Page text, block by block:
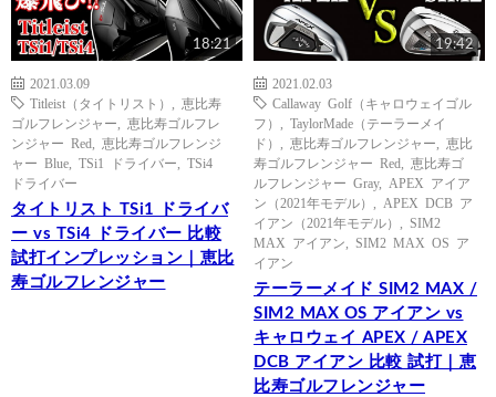
18:21
2021.03.09
Titleist（タイトリスト）
恵比寿
ゴルフレンジャー
恵比寿ゴルフレ
ンジャー Red
恵比寿ゴルフレンジ
ャー Blue
TSi1 ドライバー
TSi4
ドライバー
タイトリスト TSi1 ドライバ
ー vs TSi4 ドライバー 比較
試打インプレッション｜恵比
寿ゴルフレンジャー
19:42
2021.02.03
Callaway Golf（キャロウェイゴル
フ）
TaylorMade（テーラーメイ
ド）
恵比寿ゴルフレンジャー
恵比
寿ゴルフレンジャー Red
恵比寿ゴ
ルフレンジャー Gray, APEX アイア
ン（2021年モデル）
APEX DCB ア
イアン（2021年モデル）
SIM2
MAX アイアン
SIM2 MAX OS ア
イアン
テーラーメイド SIM2 MAX /
SIM2 MAX OS アイアン vs
キャロウェイ APEX / APEX
DCB アイアン 比較 試打｜恵
比寿ゴルフレンジャー